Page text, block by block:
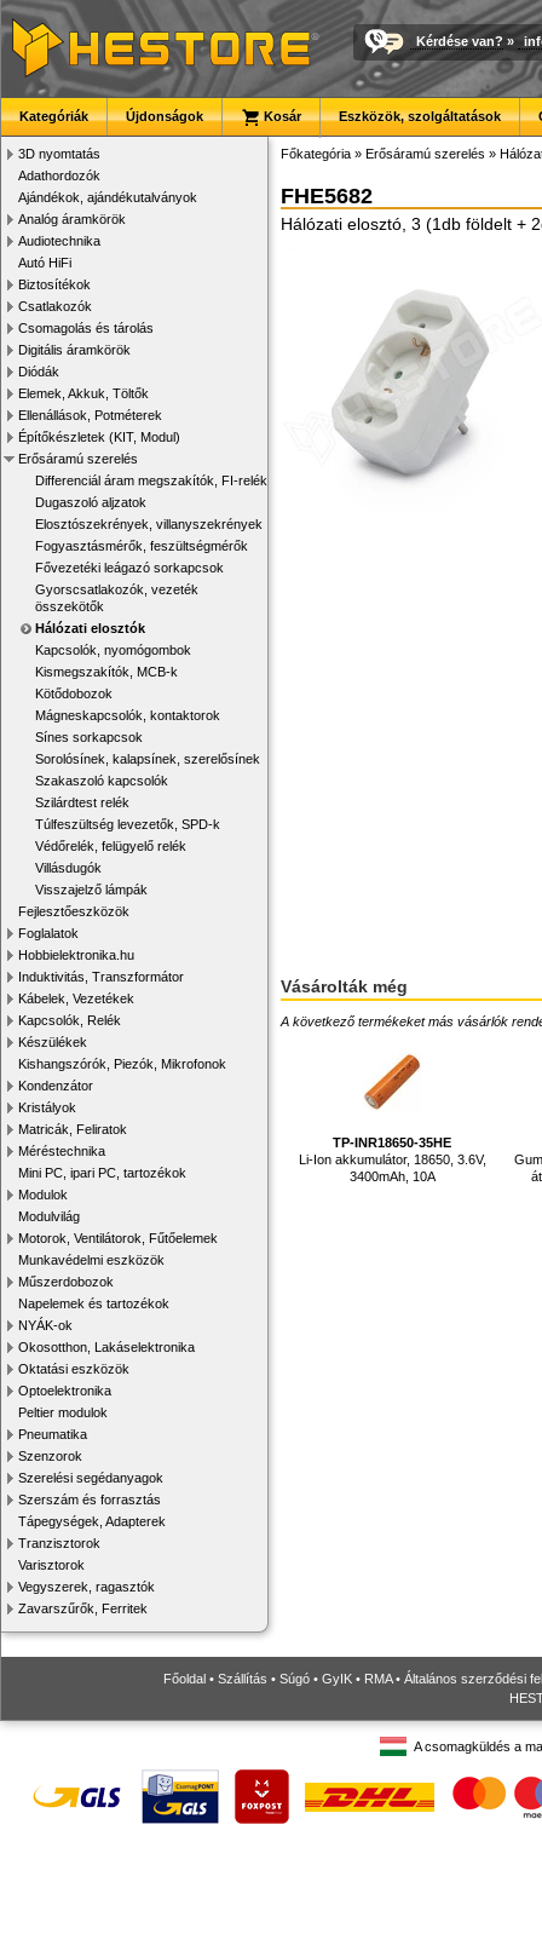
Kérdése van? »
Kategóriák Újdonságok Kosár Eszközök, szolgáltatások
3D nyomtatás
Adathordozók
Ajándékok, ajándékutalványok
Analóg áramkörök
Audiotechnika
Autó HiFi
Biztosítékok
Csatlakozók
Csomagolás és tárolás
Digitális áramkörök
Diódák
Elemek, Akkuk, Töltők
Ellenállások, Potméterek
Építőkészletek (KIT, Modul)
Erősáramú szerelés
Differenciál áram megszakítók, FI-relék
Dugaszoló aljzatok
Elosztószekrények, villanyszekrények
Fogyasztásmérők, feszültségmérők
Fővezetéki leágazó sorkapcsok
Gyorscsatlakozók, vezeték
összekötők
Hálózati elosztók
Kapcsolók, nyomógombok
Kismegszakítók, MCB-k
Kötődobozok
Mágneskapcsolók, kontaktorok
Sínes sorkapcsok
Sorolósínek, kalapsínek, szerelősínek
Szakaszoló kapcsolók
Szilárdtest relék
Túlfeszültség levezetők, SPD-k
Védőrelék, felügyelő relék
Villásdugók
Visszajelző lámpák
Fejlesztőeszközök
Foglalatok
Hobbielektronika.hu
Induktivitás, Transzformátor
Kábelek, Vezetékek
Kapcsolók, Relék
Készülékek
Kishangszórók, Piezók, Mikrofonok
Kondenzátor
Kristályok
Matricák, Feliratok
Méréstechnika
Mini PC, ipari PC, tartozékok
Modulok
Modulvilág
Motorok, Ventilátorok, Fűtőelemek
Munkavédelmi eszközök
Műszerdobozok
Napelemek és tartozékok
NYÁK-ok
Okosotthon, Lakáselektronika
Oktatási eszközök
Optoelektronika
Peltier modulok
Pneumatika
Szenzorok
Szerelési segédanyagok
Szerszám és forrasztás
Tápegységek, Adapterek
Tranzisztorok
Varisztorok
Vegyszerek, ragasztók
Zavarszűrők, Ferritek
Főkategória » Erősáramú szerelés »
FHE5682
Hálózati elosztó, 3 (1db földelt +
Vásárolták még
A következő termékeket más vásárlók
TP-INR18650-35HE
Li-Ion akkumulátor, 18650, 3.6V,
3400mAh, 10A
Főoldal • Szállítás • Súgó • GyIK • RMA• Általános szerződési
A csomagküldés a